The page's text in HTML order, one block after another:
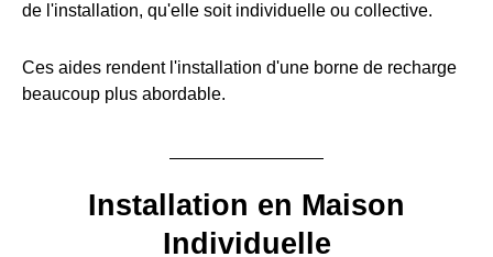
de l'installation, qu'elle soit individuelle ou collective.
Ces aides rendent l'installation d'une borne de recharge
beaucoup plus abordable.
Installation en Maison
Individuelle